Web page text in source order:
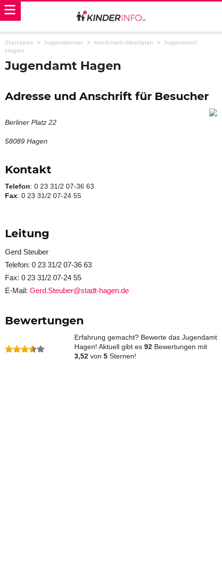
Startseite Jugendämter Nordrhein-Westfalen
Jugendamt
Hagen
Jugendamt Hagen
Adresse und Anschrift für Besucher
Berliner Platz 22
58089 Hagen
Kontakt
Telefon: 0 23 31/2 07-36 63
Fax: 0 23 31/2 07-24 55
Leitung
Gerd Steuber
Telefon: 0 23 31/2 07-36 63
Fax: 0 23 31/2 07-24 55
E-Mail: Gerd.Steuber@stadt-hagen.de
Bewertungen
Erfahrung gemacht? Bewerte das Jugendamt
Hagen! Aktuell gibt es 92 Bewertungen mit
3,52 von 5 Sternen!